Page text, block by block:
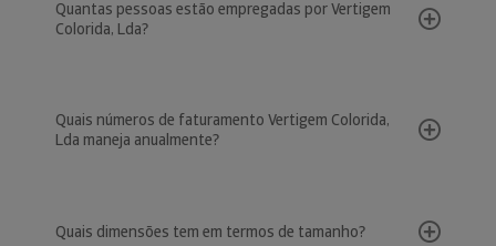
Quantas pessoas estão empregadas por Vertigem
Colorida, Lda?
Quais números de faturamento Vertigem Colorida,
Lda maneja anualmente?
Quais dimensões tem em termos de tamanho?